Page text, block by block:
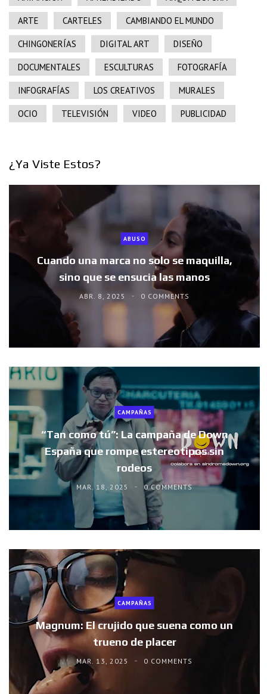
ARTE CARTELES CAMBIANDO EL MUNDO
CHINGONERÍAS DIGITAL ART DISEÑO
DOCUMENTALES ESCULTURAS FOTOGRAFÍA
INFOGRAFÍAS LOS CREATIVOS MURALES
OCIO TELEVISIÓN VIDEO PUBLICIDAD
¿Ya Viste Estos?
ABUSO
Cuando una marca no solo se maquilla,
sino que se ensucia las manos
ABR. 8, 2025 0 COMMENTS
CAMPAÑAS
“Tan como tú”: La campaña de Down
España que rompe estereotipos sin
rodeos
MAR. 18, 2025 0 COMMENTS
CAMPAÑAS
Magnum: El crujido que suena como un
trueno de placer
MAR. 13, 2025 0 COMMENTS